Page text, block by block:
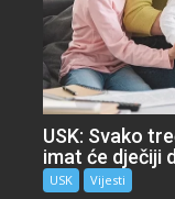
USK: Svako
imat će dječiji
USK Vijesti